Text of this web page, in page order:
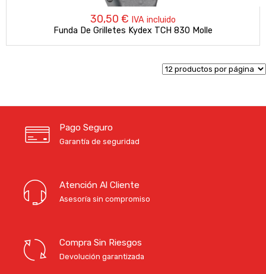
30,50 € IVA incluido
Funda De Grilletes Kydex TCH 830 Molle
Pago Seguro
Garantía de seguridad
Atención Al Cliente
Asesoría sin compromiso
Compra Sin Riesgos
Devolución garantizada